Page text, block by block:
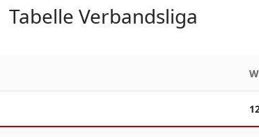
Tabelle Verbandsliga
W